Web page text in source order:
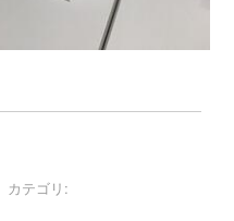
カテゴリ: